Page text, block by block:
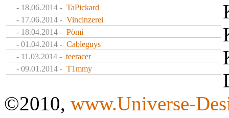
- 18.06.2014 - TaPickard
- 17.06.2014 - Vincinzerei
- 18.04.2014 - Pömi
- 01.04.2014 - Cableguys
- 11.03.2014 - teeracer
- 09.01.2014 - T1mmy
©2010, www.Universe-